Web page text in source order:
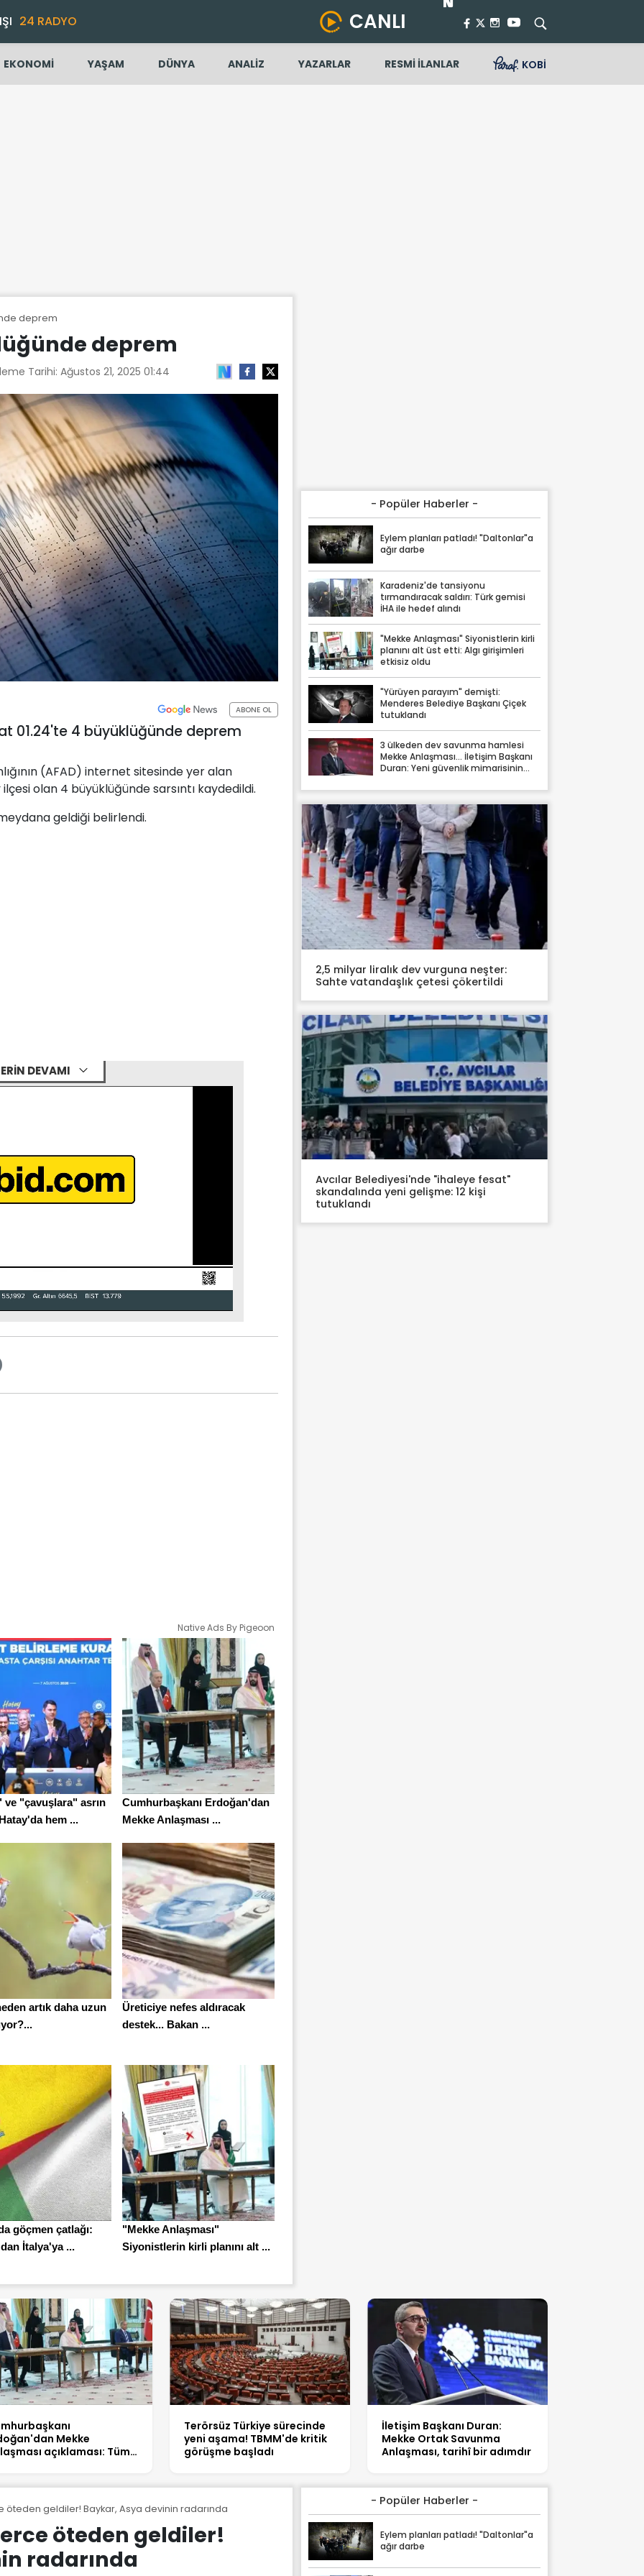
24 RADYO CANLI
EKONOMİ YAŞAM DÜNYA ANALİZ YAZARLAR RESMİ İLANLAR KOBİ
deprem
deprem
Tarihi: Ağustos 21, 2025 01:44
ABONE OL
01.24'te 4 büyüklüğünde deprem
(AFAD) internet sitesinde yer alan
olan 4 büyüklüğünde sarsıntı kaydedildi.
geldiği belirlendi.
DEVAMI
Native Ads By Pigeoon
ve "çavuşlara" asrın
hem ...
Cumhurbaşkanı Erdoğan'dan
Mekke Anlaşması ...
artık daha uzun
Üreticiye nefes aldıracak
destek... Bakan ...
göçmen çatlağı:
İtalya'ya ...
"Mekke Anlaşması"
Siyonistlerin kirli planını alt ...
- Popüler Haberler -
Eylem planları patladı! "Daltonlar"a
ağır darbe
Karadeniz'de tansiyonu
tırmandıracak saldırı: Türk gemisi
İHA ile hedef alındı
"Mekke Anlaşması" Siyonistlerin kirli
planını alt üst etti: Algı girişimleri
etkisiz oldu
"Yürüyen parayım" demişti:
Menderes Belediye Başkanı Çiçek
tutuklandı
3 ülkeden dev savunma hamlesi
Mekke Anlaşması… İletişim Başkanı
Duran: Yeni güvenlik mimarisinin
2,5 milyar liralık dev vurguna neşter:
Sahte vatandaşlık çetesi çökertildi
Avcılar Belediyesi'nde "ihaleye fesat"
skandalında yeni gelişme: 12 kişi
tutuklandı
Mekke
açıklaması: Tüm
Terörsüz Türkiye sürecinde
yeni aşama! TBMM'de kritik
görüşme başladı
İletişim Başkanı Duran:
Mekke Ortak Savunma
Anlaşması, tarihî bir adımdır
öteden geldiler! Baykar, Asya devinin radarında
öteden geldiler!
radarında
- Popüler Haberler -
Eylem planları patladı! "Daltonlar"a
ağır darbe